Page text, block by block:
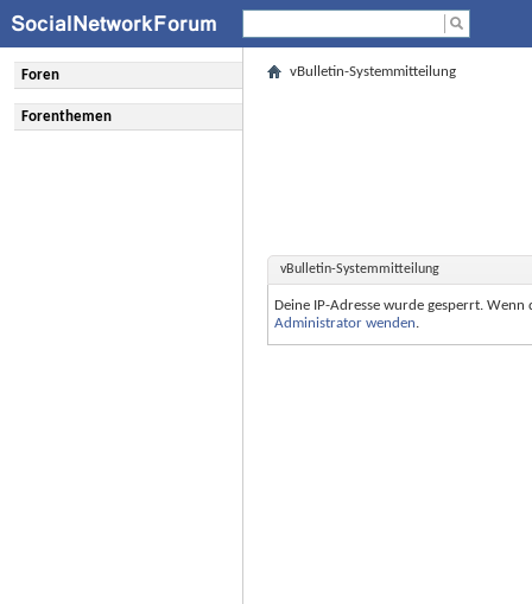
Foren
Forenthemen
vBulletin-Systemmitteilung
vBulletin-Systemmitteilung
Deine IP-Adresse wurde gesperrt.
Administrator wenden.